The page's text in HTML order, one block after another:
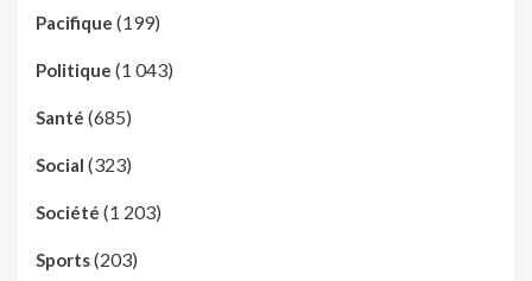
Pacifique (199)
Politique (1 043)
Santé (685)
Social (323)
Société (1 203)
Sports(203)